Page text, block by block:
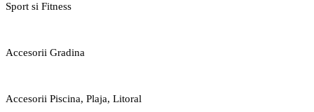
Sport si Fitness
Accesorii Gradina
Accesorii Piscina, Plaja, Litoral